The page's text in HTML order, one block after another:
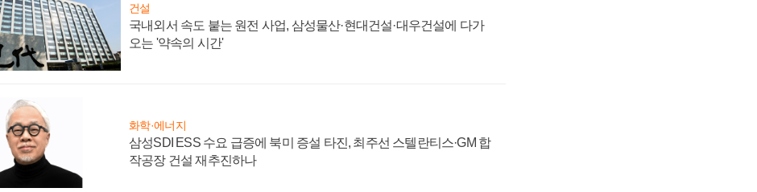
건설
국내외서 속도 붙는 원전 사업, 삼성물산·현대건설·대우건설에 다가
오는 '약속의 시간'
화학·에너지
삼성SDI ESS 수요 급증에 북미 증설 타진, 최주선 스텔란티스·GM 합
작공장 건설 재추진하나